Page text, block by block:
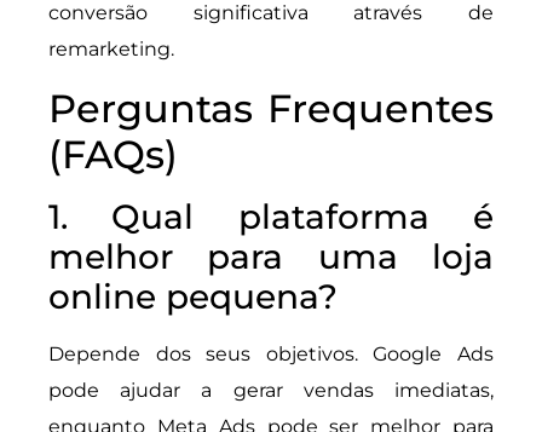
conversão significativa através de
remarketing.
Perguntas Frequentes
(FAQs)
1. Qual plataforma é
melhor para uma loja
online pequena?
Depende dos seus objetivos. Google Ads
pode ajudar a gerar vendas imediatas,
enquanto Meta Ads pode ser melhor para